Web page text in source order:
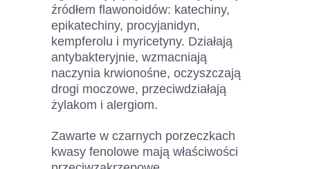
źródłem flawonoidów: katechiny,
epikatechiny, procyjanidyn,
kempferolu i myricetyny. Działają
antybakteryjnie, wzmacniają
naczynia krwionośne, oczyszczają
drogi moczowe, przeciwdziałają
żylakom i alergiom.
Zawarte w czarnych porzeczkach
kwasy fenolowe mają właściwości